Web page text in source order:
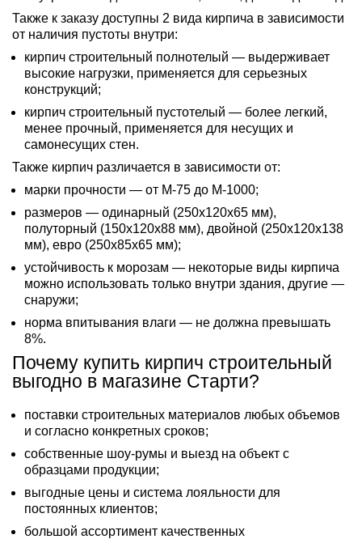
Также к заказу доступны 2 вида кирпича в зависимости
от наличия пустоты внутри:
кирпич строительный полнотелый — выдерживает
высокие нагрузки, применяется для серьезных
конструкций;
кирпич строительный пустотелый — более легкий,
менее прочный, применяется для несущих и
самонесущих стен.
Также кирпич различается в зависимости от:
марки прочности — от М-75 до М-1000;
размеров — одинарный (250х120х65 мм),
полуторный (150х120х88 мм), двойной (250х120х138
мм), евро (250х85х65 мм);
устойчивость к морозам — некоторые виды кирпича
можно использовать только внутри здания, другие —
снаружи;
норма впитывания влаги — не должна превышать
8%.
Почему купить кирпич строительный
выгодно в магазине Старти?
поставки строительных материалов любых объемов
и согласно конкретных сроков;
собственные шоу-румы и выезд на объект с
образцами продукции;
выгодные цены и система лояльности для
постоянных клиентов;
большой ассортимент качественных